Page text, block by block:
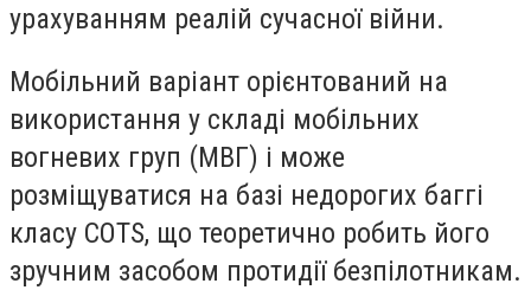
урахуванням реалій сучасної війни.
Мобільний варіант орієнтований на
використання у складі мобільних
вогневих груп (МВГ) і може
розміщуватися на базі недорогих баггі
класу COTS, що теоретично робить його
зручним засобом протидії безпілотникам.